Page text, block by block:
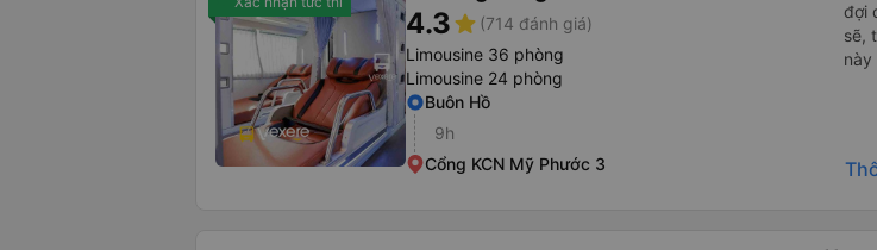
4.3star (714 đánh giá)
Limousine 36 phòng
Limousine 24 phòng
Buôn Hồ
9h
Cổng KCN Mỹ Phước 3
đợi
sẽ,
này